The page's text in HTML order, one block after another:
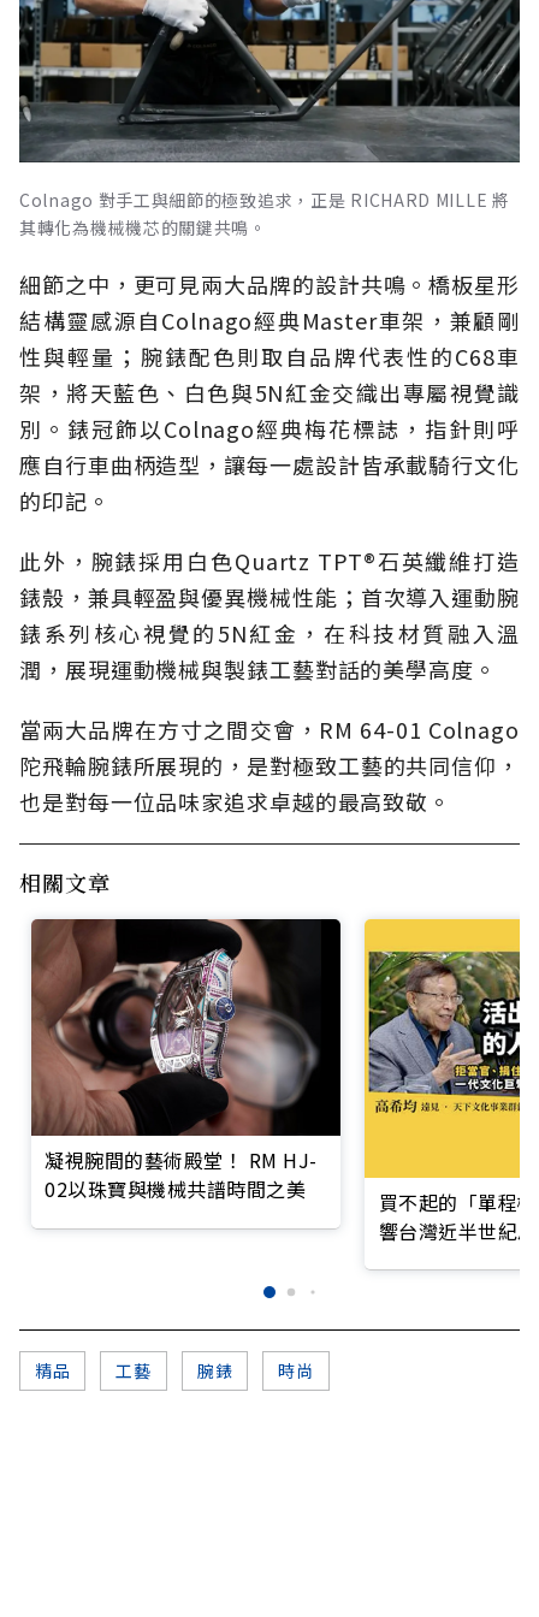
Colnago 對手工與細節的極致追求，正是 RICHARD MILLE 將
其轉化為機械機芯的關鍵共鳴。
細節之中，更可見兩大品牌的設計共鳴。橋板星形
結構靈感源自Colnago經典Master車架，兼顧剛
性與輕量；腕錶配色則取自品牌代表性的C68車
架，將天藍色、白色與5N紅金交織出專屬視覺識
別。錶冠飾以Colnago經典梅花標誌，指針則呼
應自行車曲柄造型，讓每一處設計皆承載騎行文化
的印記。
此外，腕錶採用白色Quartz TPT®石英纖維打造
錶殼，兼具輕盈與優異機械性能；首次導入運動腕
錶系列核心視覺的5N紅金，在科技材質融入溫
潤，展現運動機械與製錶工藝對話的美學高度。
當兩大品牌在方寸之間交會，RM 64-01 Colnago
陀飛輪腕錶所展現的，是對極致工藝的共同信仰，
也是對每一位品味家追求卓越的最高致敬。
相關文章
凝視腕間的藝術殿堂！ RM HJ-
02以珠寶與機械共譜時間之美
買不起的「單程
響台灣近半世紀
精品 工藝 腕錶 時尚